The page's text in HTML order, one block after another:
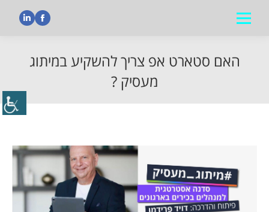
האם סטארט אפ צריך להשקיע במיתוג
מעסיק ?